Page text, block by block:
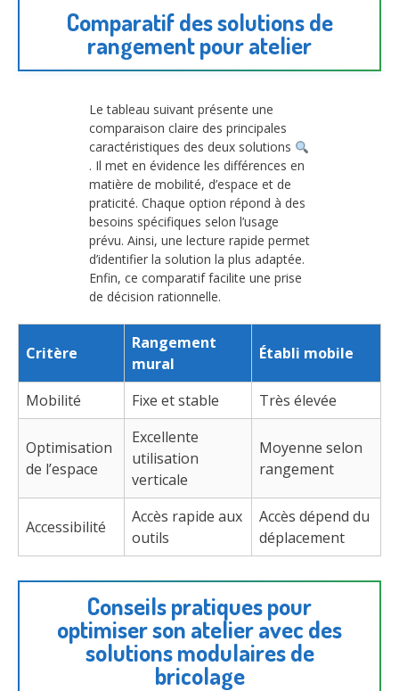
Comparatif des solutions de
rangement pour atelier
Le tableau suivant présente une
comparaison claire des principales
caractéristiques des deux solutions
. Il met en évidence les différences en
matière de mobilité, d’espace et de
praticité. Chaque option répond à des
besoins spécifiques selon l’usage
prévu. Ainsi, une lecture rapide permet
d’identifier la solution la plus adaptée.
Enfin, ce comparatif facilite une prise
de décision rationnelle.
Critère
Rangement
mural
Établi mobile
Mobilité Fixe et stable Très élevée
Optimisation
de l’espace
Excellente
utilisation
verticale
Moyenne selon
rangement
Accessibilité
Accès rapide aux
outils
Accès dépend du
déplacement
Conseils pratiques pour
optimiser son atelier avec des
solutions modulaires de
bricolage